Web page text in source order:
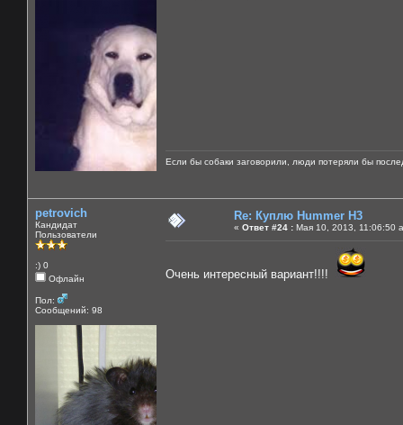
Если бы собаки заговорили, люди потеряли бы
petrovich
Кандидат
Пользователи
:) 0
Офлайн
Пол:
Сообщений: 98
Re: Куплю Hummer H3
« Ответ #24 : Мая 10, 2013, 11:06:50
Очень интересный вариант!!!!